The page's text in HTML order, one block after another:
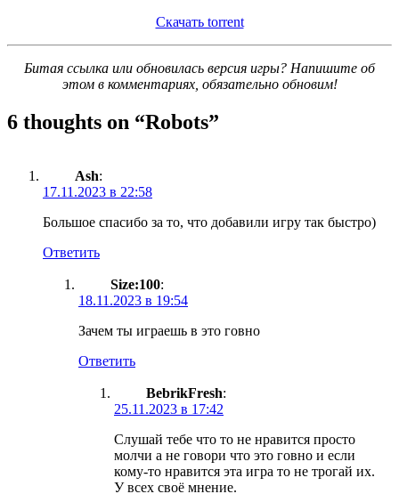
Скачать torrent
Битая ссылка или обновилась версия игры? Напишите об
этом в комментариях, обязательно обновим!
6 thoughts on “Robots”
Ash:
17.11.2023 в 22:58
Большое спасибо за то, что добавили игру так быстро)
Ответить
Size:100:
18.11.2023 в 19:54
Зачем ты играешь в это говно
Ответить
BebrikFresh:
25.11.2023 в 17:42
Слушай тебе что то не нравится просто
молчи а не говори что это говно и если
кому-то нравится эта игра то не трогай их.
У всех своё мнение.